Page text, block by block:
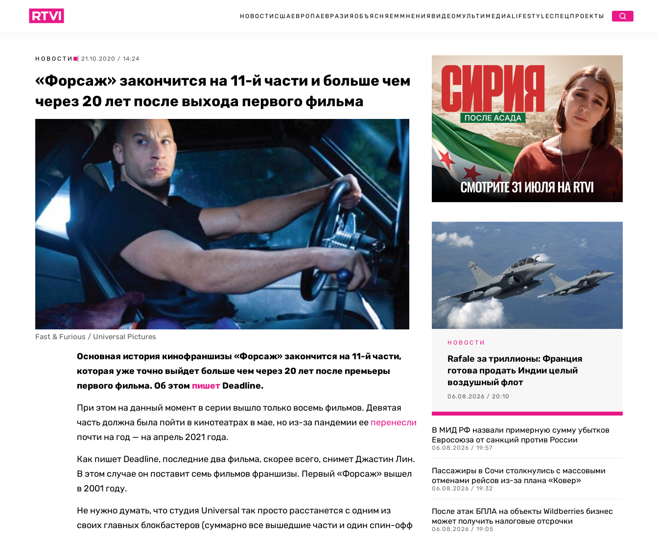
НОВОСТИ США ЕВРОПА ЕВРАЗИЯ ОБЪЯСНЯЕМ МНЕНИЯ ВИДЕО МУЛЬТИМЕДИА LIFESTYLEСПЕЦПРОЕКТЫ
НОВОСТИ | 21.10.2020 / 14:24
«Форсаж» закончится на 11-й части и больше чем
через 20 лет после выхода первого фильма
Fast & Furious / Universal Pictures
Основная история кинофраншизы «Форсаж» закончится на 11-й части,
которая уже точно выйдет больше чем через 20 лет после премьеры
первого фильма. Об этом пишет Deadline.
При этом на данный момент в серии вышло только восемь фильмов. Девятая
часть должна была пойти в кинотеатрах в мае, но из-за пандемии ее перенесли
почти на год — на апрель 2021 года.
Как пишет Deadline, последние два фильма, скорее всего, снимет Джастин Лин.
В этом случае он поставит семь фильмов франшизы. Первый «Форсаж» вышел
в 2001 году.
Не нужно думать, что студия Universal так просто расстанется с одним из
своих главных блокбастеров (суммарно все вышедшие части и один спин-офф
НОВОСТИ
Rafale за триллионы: Франция
готова продать Индии целый
воздушный флот
06.08.2026 / 20:10
В МИД РФ назвали примерную сумму убытков
Евросоюза от санкций против России
06.08.2026 / 19:57
Пассажиры в Сочи столкнулись с массовыми
отменами рейсов из-за плана «Ковер»
06.08.2026 / 19:32
После атак БПЛА на объекты Wildberries бизнес
может получить налоговые отсрочки
06.08.2026 / 19:05